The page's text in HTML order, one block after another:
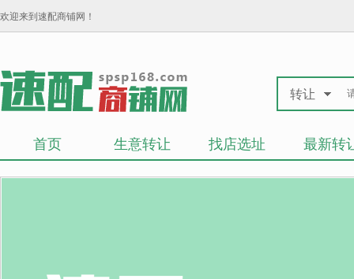
欢迎来到速配商铺网！
转让
首页 生意转让 找店选址 最新转